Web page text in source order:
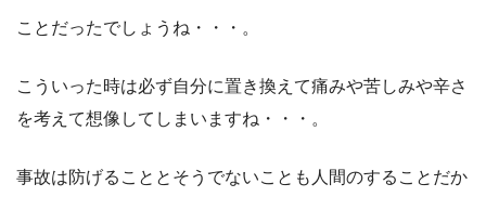
ことだったでしょうね・・・。
こういった時は必ず自分に置き換えて痛みや苦しみや辛さ
を考えて想像してしまいますね・・・。
事故は防げることとそうでないことも人間のすることだか